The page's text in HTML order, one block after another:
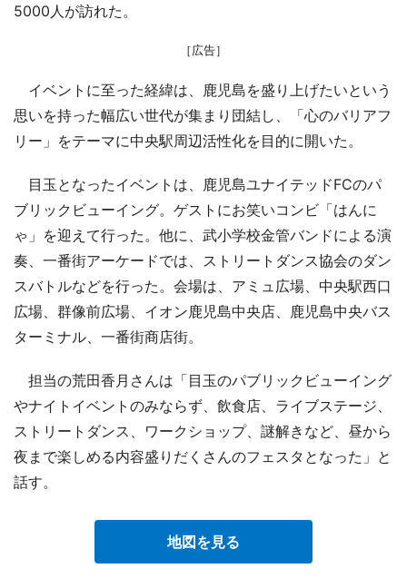
5000人が訪れた。
［広告］
イベントに至った経緯は、鹿児島を盛り上げたいという
思いを持った幅広い世代が集まり団結し、「心のバリアフ
リー」をテーマに中央駅周辺活性化を目的に開いた。
目玉となったイベントは、鹿児島ユナイテッドFCのパ
ブリックビューイング。ゲストにお笑いコンビ「はんに
ゃ」を迎えて行った。他に、武小学校金管バンドによる演
奏、一番街アーケードでは、ストリートダンス協会のダン
スバトルなどを行った。会場は、アミュ広場、中央駅西口
広場、群像前広場、イオン鹿児島中央店、鹿児島中央バス
ターミナル、一番街商店街。
担当の荒田香月さんは「目玉のパブリックビューイング
やナイトイベントのみならず、飲食店、ライブステージ、
ストリートダンス、ワークショップ、謎解きなど、昼から
夜まで楽しめる内容盛りだくさんのフェスタとなった」と
話す。
地図を見る